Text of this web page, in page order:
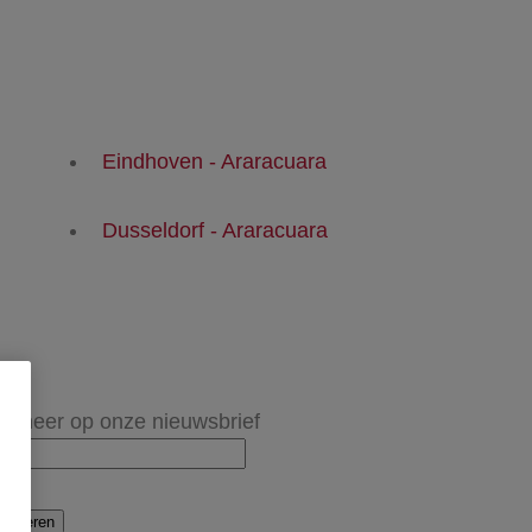
Eindhoven - Araracuara
Dusseldorf - Araracuara
op onze nieuwsbrief